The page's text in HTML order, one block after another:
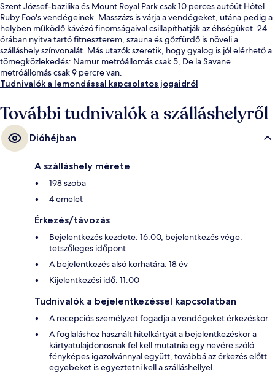
Szent József-bazilika és Mount Royal Park csak 10 perces autóút Hôtel
Ruby Foo's vendégeinek. Masszázs is várja a vendégeket, utána pedig a
helyben működő kávézó finomságaival csillapíthatják az éhségüket. 24
órában nyitva tartó fitneszterem, szauna és gőzfürdő is növeli a
szálláshely színvonalát. Más utazók szeretik, hogy gyalog is jól elérhető a
tömegközlekedés: Namur metróállomás csak 5, De la Savane
metróállomás csak 9 percre van.
Tudnivalók a lemondással kapcsolatos jogaidról
További tudnivalók a szálláshelyről
Dióhéjban
A szálláshely mérete
198 szoba
4 emelet
Érkezés/távozás
Bejelentkezés kezdete: 16:00, bejelentkezés vége:
tetszőleges időpont
A bejelentkezés alsó korhatára: 18 év
Kijelentkezési idő: 11:00
Tudnivalók a bejelentkezéssel kapcsolatban
A recepciós személyzet fogadja a vendégeket érkezéskor.
A foglaláshoz használt hitelkártyát a bejelentkezéskor a
kártyatulajdonosnak fel kell mutatnia egy nevére szóló
fényképes igazolvánnyal együtt, továbbá az érkezés előtt
egyebeket is egyeztetni kell a szálláshellyel.